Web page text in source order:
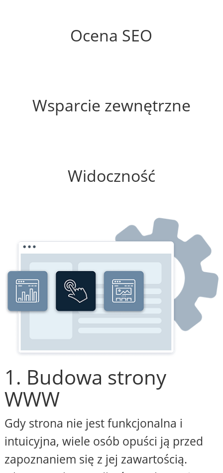
Ocena SEO
Wsparcie zewnętrzne
Widoczność
1. Budowa strony
WWW
Gdy strona nie jest funkcjonalna i
intuicyjna, wiele osób opuści ją przed
zapoznaniem się z jej zawartością.